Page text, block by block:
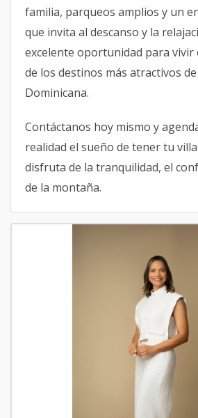
familia, parqueos amplios y un
que invita al descanso y la
excelente oportunidad para
de los destinos más atractivos
Dominicana.
Contáctanos hoy mismo y
realidad el sueño de tener tu
disfruta de la tranquilidad, el
de la montaña.